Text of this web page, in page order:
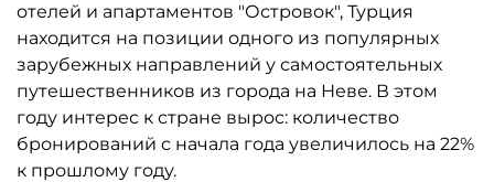
отелей и апартаментов "Островок", Турция
находится на позиции одного из популярных
зарубежных направлений у самостоятельных
путешественников из города на Неве. В этом
году интерес к стране вырос: количество
бронирований с начала года увеличилось на 22%
к прошлому году.